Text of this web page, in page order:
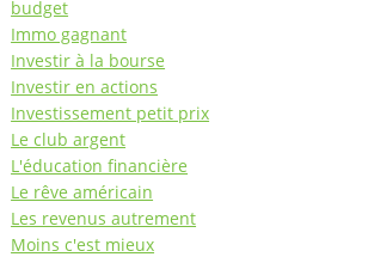
budget
Immo gagnant
Investir à la bourse
Investir en actions
Investissement petit prix
Le club argent
L'éducation financière
Le rêve américain
Les revenus autrement
Moins c'est mieux